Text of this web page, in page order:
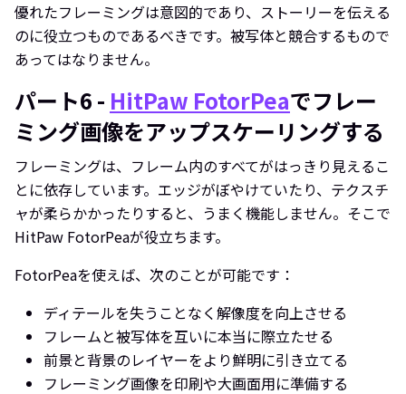
優れたフレーミングは意図的であり、ストーリーを伝える
のに役立つものであるべきです。被写体と競合するもので
あってはなりません。
パート6 - HitPaw FotorPeaでフレー
ミング画像をアップスケーリングする
フレーミングは、フレーム内のすべてがはっきり見えるこ
とに依存しています。エッジがぼやけていたり、テクスチ
ャが柔らかかったりすると、うまく機能しません。そこで
HitPaw FotorPeaが役立ちます。
FotorPeaを使えば、次のことが可能です：
ディテールを失うことなく解像度を向上させる
フレームと被写体を互いに本当に際立たせる
前景と背景のレイヤーをより鮮明に引き立てる
フレーミング画像を印刷や大画面用に準備する